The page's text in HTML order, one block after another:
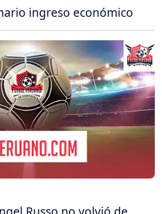
ingreso económico